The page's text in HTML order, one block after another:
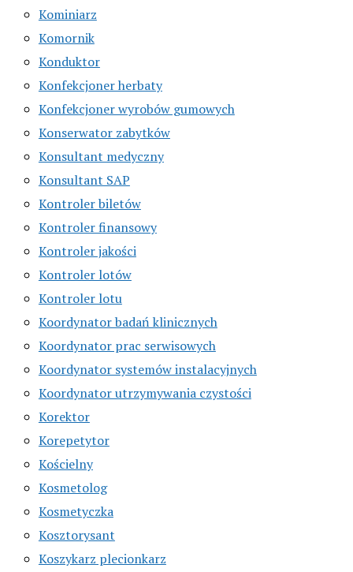
Kominiarz
Komornik
Konduktor
Konfekcjoner herbaty
Konfekcjoner wyrobów gumowych
Konserwator zabytków
Konsultant medyczny
Konsultant SAP
Kontroler biletów
Kontroler finansowy
Kontroler jakości
Kontroler lotów
Kontroler lotu
Koordynator badań klinicznych
Koordynator prac serwisowych
Koordynator systemów instalacyjnych
Koordynator utrzymywania czystości
Korektor
Korepetytor
Kościelny
Kosmetolog
Kosmetyczka
Kosztorysant
Koszykarz plecionkarz